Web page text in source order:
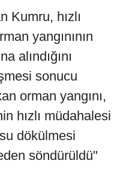
Kumru, hızlı
yangınının
alındığını
sonucu
orman yangını,
hızlı müdahalesi
dökülmesi
söndürüldü"